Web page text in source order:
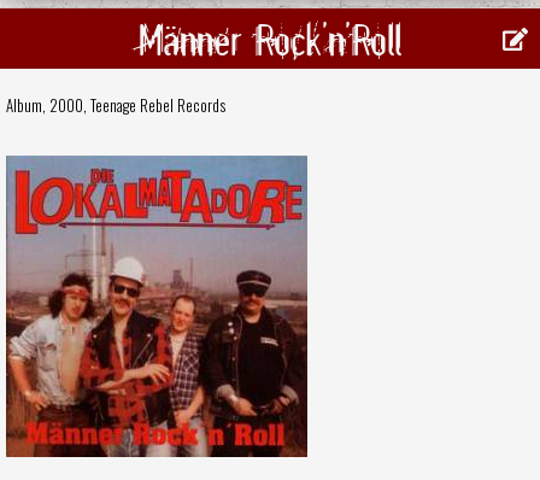
Männer Rock'n'Roll
Album, 2000, Teenage Rebel Records